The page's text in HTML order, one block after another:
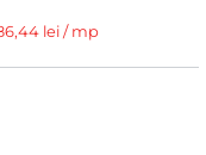
lei / mp